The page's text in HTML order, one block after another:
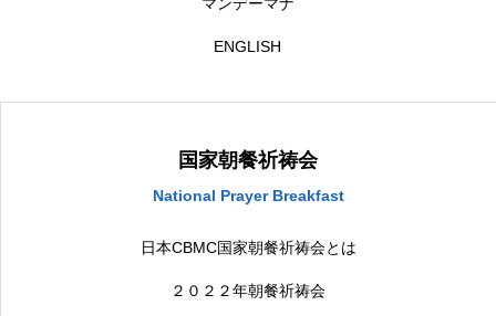
ENGLISH
国家朝餐祈祷会
National Prayer Breakfast
日本CBMC国家朝餐祈祷会とは
２０２２年朝餐祈祷会